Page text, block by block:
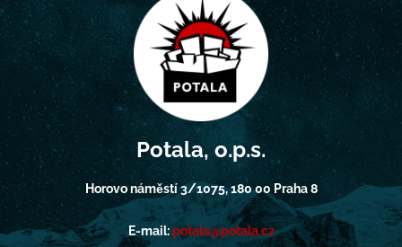
Potala, o.p.s.
Horovo náměstí 3/1075, 180 00 Praha 8
E-mail:potala@potala.cz